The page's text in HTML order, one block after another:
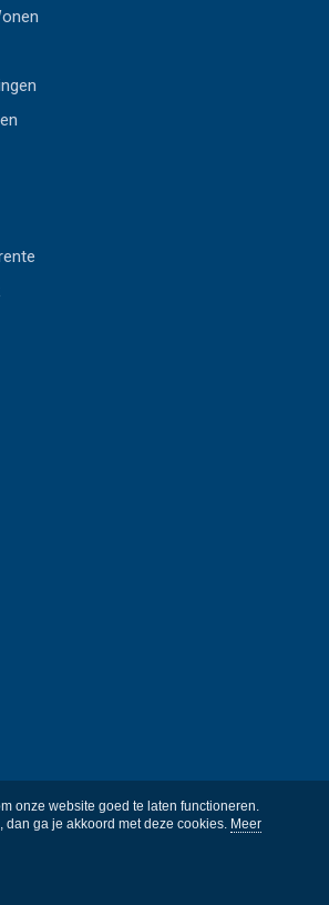
onze website goed te laten functioneren.
dan ga je akkoord met deze cookies. Meer